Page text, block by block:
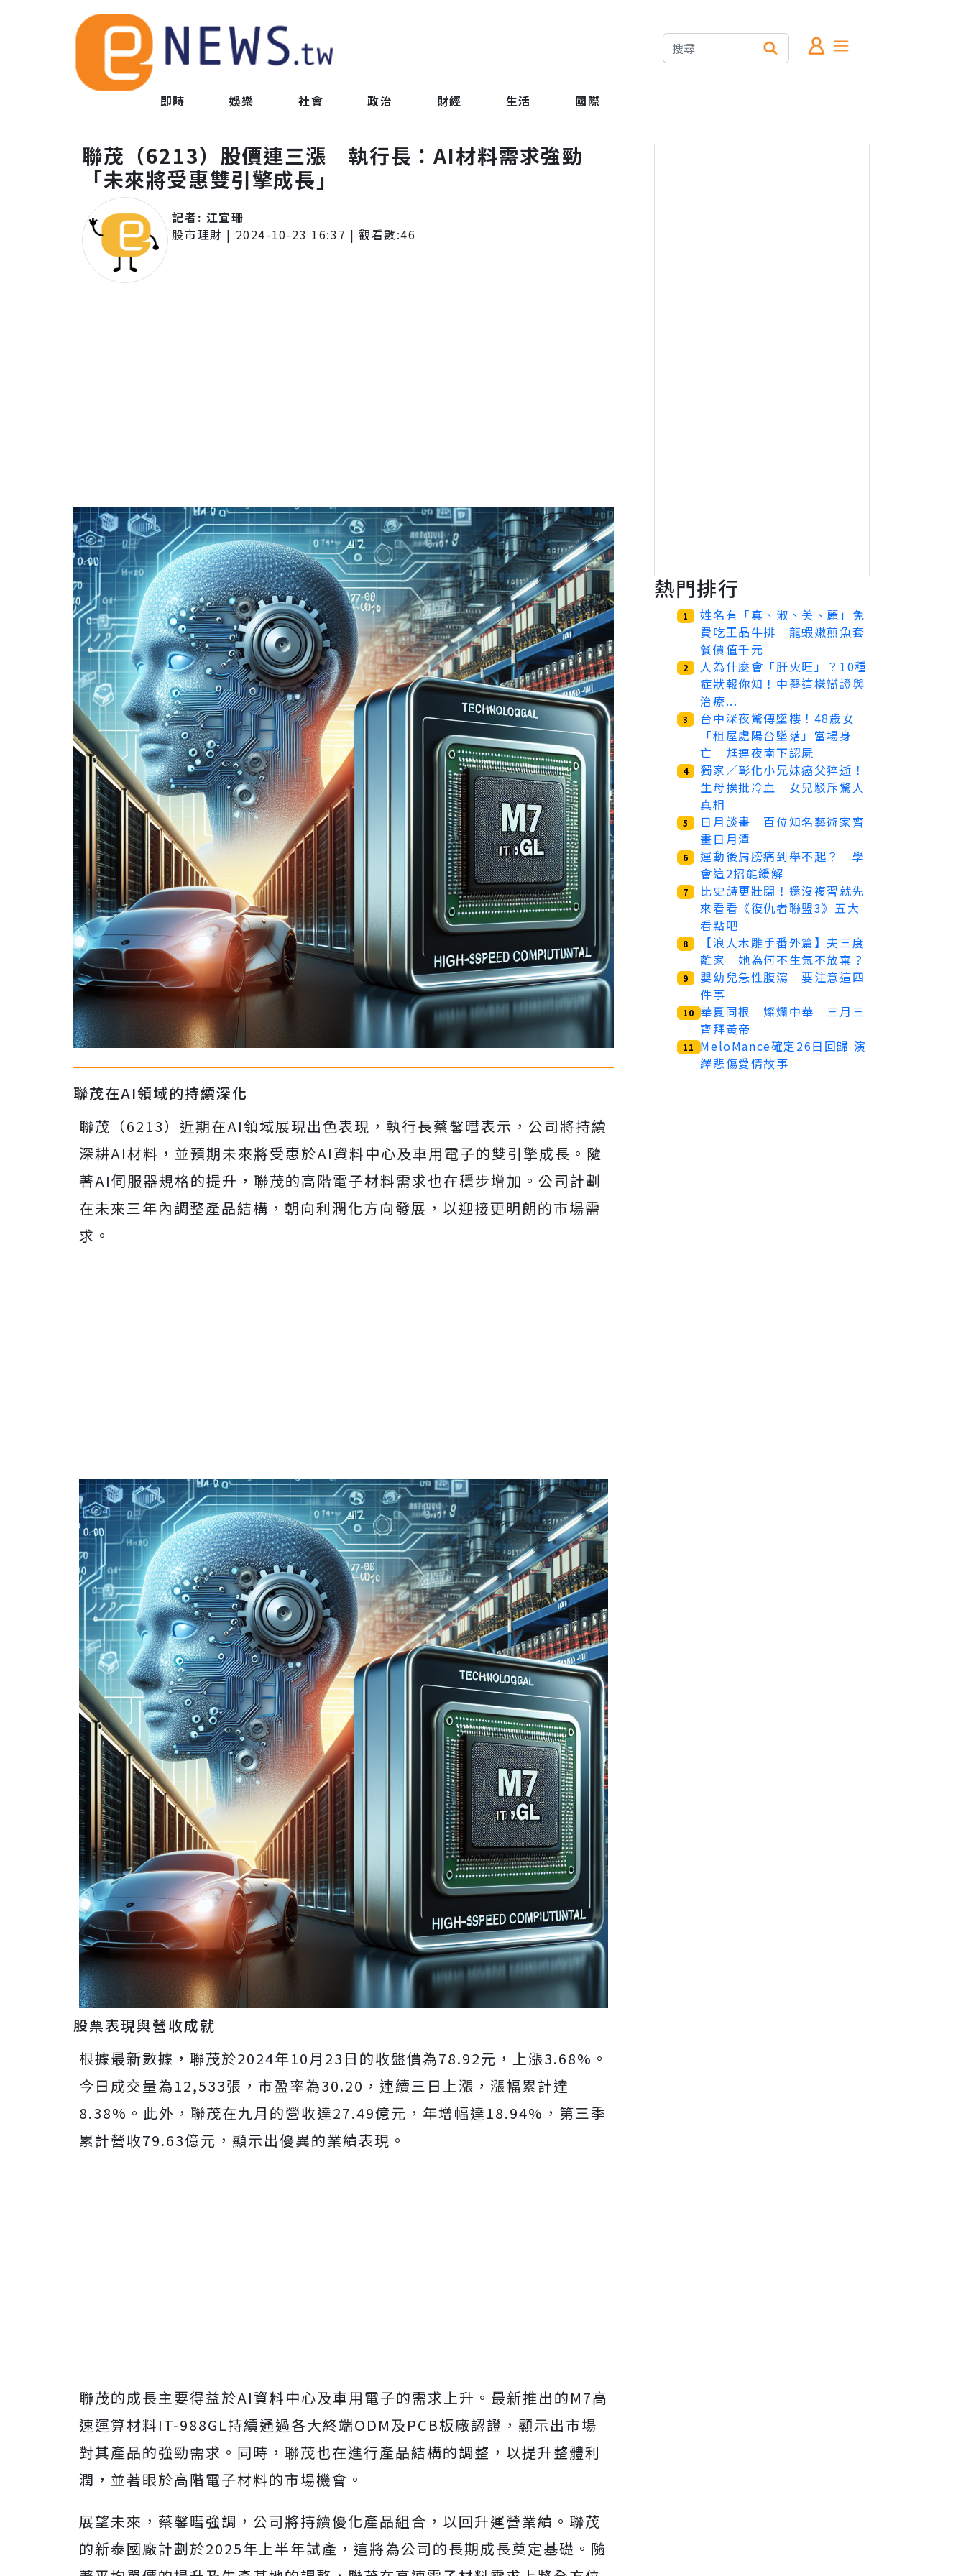
即時 娛樂 社會 政治 財經 生活 國際
聯茂（6213）股價連三漲 執行長：AI材料需求強勁
「未來將受惠雙引擎成長」
記者: 江宜珊
股市理財 | 2024-10-23 16:37 | 觀看數:46
聯茂在AI領域的持續深化
聯茂（6213）近期在AI領域展現出色表現，執行長蔡馨暳表示，公司將持續
深耕AI材料，並預期未來將受惠於AI資料中心及車用電子的雙引擎成長。隨
著AI伺服器規格的提升，聯茂的高階電子材料需求也在穩步增加。公司計劃
在未來三年內調整產品結構，朝向利潤化方向發展，以迎接更明朗的市場需
求。
股票表現與營收成就
根據最新數據，聯茂於2024年10月23日的收盤價為78.92元，上漲3.68%。
今日成交量為12,533張，市盈率為30.20，連續三日上漲，漲幅累計達
8.38%。此外，聯茂在九月的營收達27.49億元，年增幅達18.94%，第三季
累計營收79.63億元，顯示出優異的業績表現。
聯茂的成長主要得益於AI資料中心及車用電子的需求上升。最新推出的M7高
速運算材料IT-988GL持續通過各大終端ODM及PCB板廠認證，顯示出市場
對其產品的強勁需求。同時，聯茂也在進行產品結構的調整，以提升整體利
潤，並著眼於高階電子材料的市場機會。
展望未來，蔡馨暳強調，公司將持續優化產品組合，以回升運營業績。聯茂
的新泰國廠計劃於2025年上半年試產，這將為公司的長期成長奠定基礎。隨
熱門排行
1
姓名有「真、淑、美、麗」免
費吃王品牛排 龍蝦嫩煎魚套
餐價值千元
2
人為什麼會「肝火旺」？10種
症狀報你知！中醫這樣辯證與
治療...
3
台中深夜驚傳墜樓！48歲女
「租屋處陽台墜落」當場身
亡 尪連夜南下認屍
4
獨家／彰化小兄妹癌父猝逝！
生母挨批冷血 女兒駁斥驚人
真相
5
日月談畫 百位知名藝術家齊
畫日月潭
6
運動後肩膀痛到舉不起？ 學
會這2招能緩解
7
比史詩更壯闊！還沒複習就先
來看看《復仇者聯盟3》五大
看點吧
8
【浪人木雕手番外篇】夫三度
離家 她為何不生氣不放棄？
9
嬰幼兒急性腹瀉 要注意這四
件事
10 華夏同根 燦爛中華 三月三
齊拜黃帝
11
MeloMance確定26日回歸 演
繹悲傷愛情故事